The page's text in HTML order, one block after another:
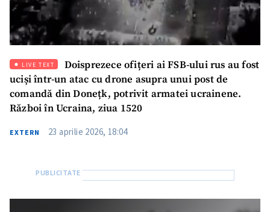
LIVE TEXT
Doisprezece ofițeri ai FSB-ului rus au fost
uciși într-un atac cu drone asupra unui post de
comandă din Donețk, potrivit armatei ucrainene.
Război în Ucraina, ziua 1520
EXTERN 23 aprilie 2026, 18:04